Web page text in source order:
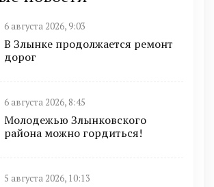
6 августа 2026, 9:03
В Злынке продолжается ремонт
дорог
6 августа 2026, 8:45
Молодежью Злынковского
района можно гордиться!
5 августа 2026, 10:13